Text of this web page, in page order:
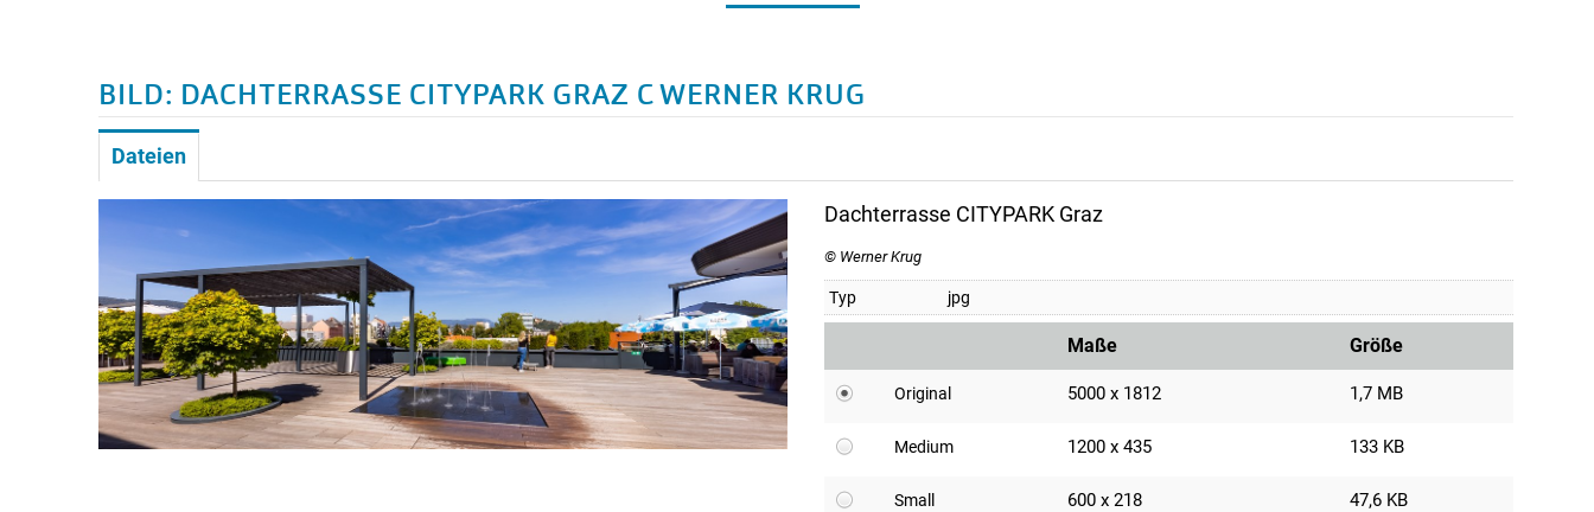
BILD: DACHTERRASSE CITYPARK GRAZ C WERNER KRUG
Dateien
Dachterrasse CITYPARK Graz
© Werner Krug
Typ jpg
Maße Größe
Original 5000 x 1812 1,7 MB
Medium 1200 x 435 133 KB
Small 600 x 218 47,6 KB